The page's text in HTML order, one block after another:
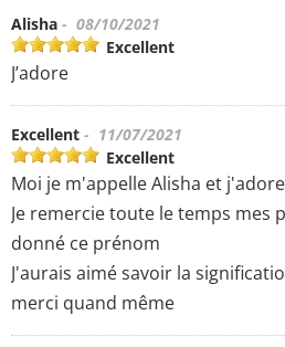
Alisha - 08/10/2021
Excellent
J’adore
Excellent - 11/07/2021
Excellent
Moi je m'appelle Alisha et
Je remercie toute le temps mes
donné ce prénom
J'aurais aimé savoir la
merci quand même